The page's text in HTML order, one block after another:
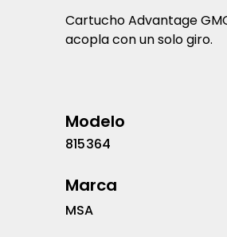
Cartucho Advantage
acopla con un solo giro.
Modelo
815364
Marca
MSA